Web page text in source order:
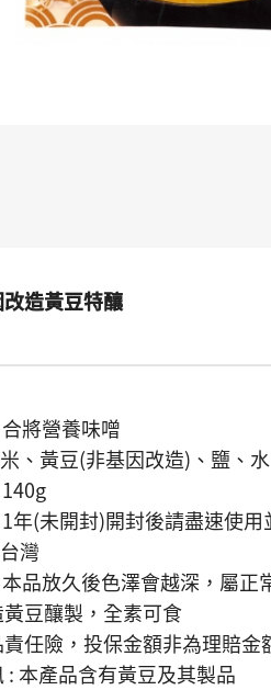
造黃豆特釀
營養味噌
黃豆(非基因改造)、鹽、
(未開封)開封後請盡速使用
灣
品放久後色澤會越深，屬正
豆釀製，全素可食
任險，投保金額非為理賠金
: 本產品含有黃豆及其製品